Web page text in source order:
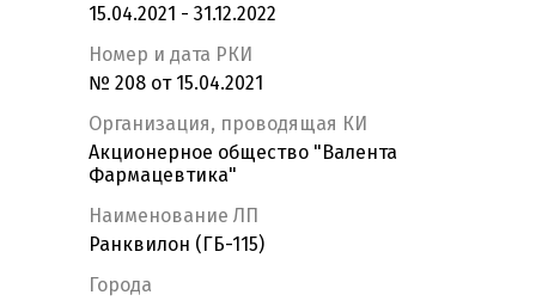
15.04.2021 - 31.12.2022
Номер и дата РКИ
№ 208 от 15.04.2021
Организация, проводящая КИ
Акционерное общество "Валента
Фармацевтика"
Наименование ЛП
Ранквилон (ГБ-115)
Города